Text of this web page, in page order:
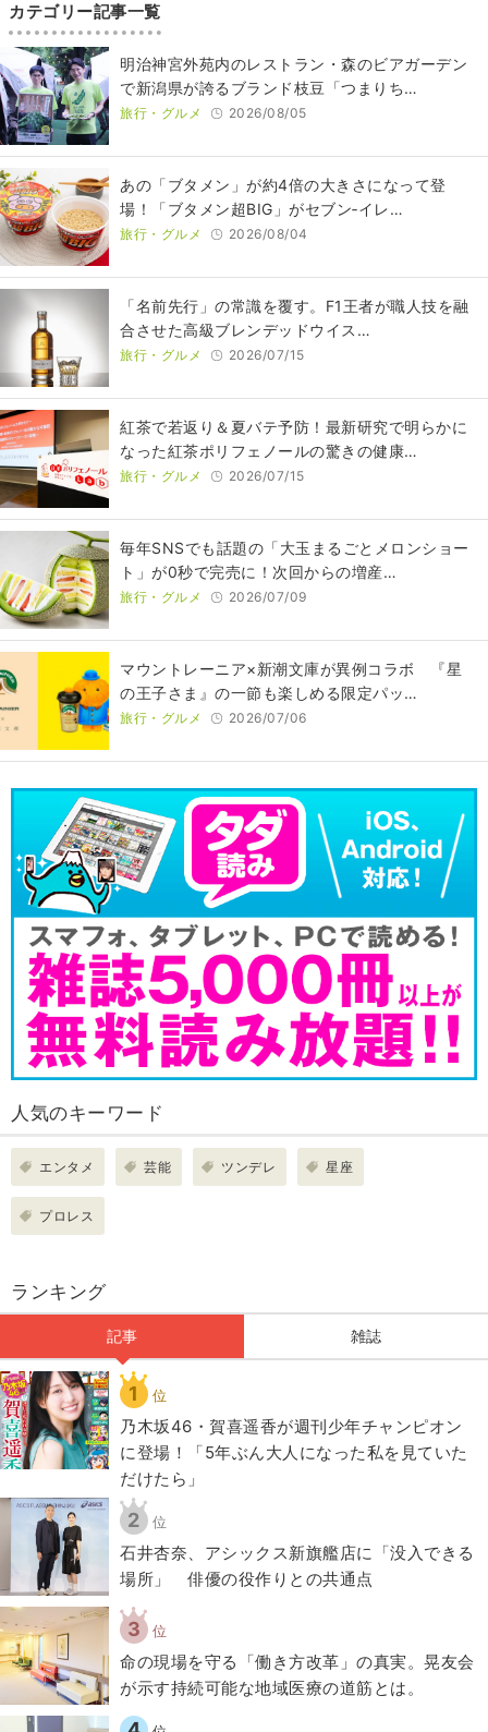
カテゴリー記事一覧
明治神宮外苑内のレストラン・森のビアガーデン
で新潟県が誇るブランド枝豆「つまりち…
旅行・グルメ 2026/08/05
あの「ブタメン」が約4倍の大きさになって登
場！「ブタメン超BIG」がセブン‐イレ…
旅行・グルメ 2026/08/04
​​「名前先行」の常識を覆す。F1王者が職人技を融
合させた高級ブレンデッドウイス…
旅行・グルメ 2026/07/15
紅茶で若返り＆夏バテ予防！最新研究で明らかに
なった紅茶ポリフェノールの驚きの健康…
旅行・グルメ 2026/07/15
毎年SNSでも話題の「大玉まるごとメロンショー
ト」が0秒で完売に！次回からの増産…
旅行・グルメ 2026/07/09
マウントレーニア×新潮文庫が異例コラボ 『星
の王子さま』の一節も楽しめる限定パッ…
旅行・グルメ 2026/07/06
人気のキーワード
エンタメ 芸能 ツンデレ 星座
プロレス
ランキング
記事 雑誌
1 位
乃木坂46・賀喜遥香が週刊少年チャンピオン
に登場！「5年ぶん大人になった私を見ていた
だけたら」
2 位
石井杏奈、アシックス新旗艦店に「没入できる
場所」 俳優の役作りとの共通点
3 位
​命の現場を守る「働き方改革」の真実。晃友会
が示す持続可能な地域医療の道筋とは。